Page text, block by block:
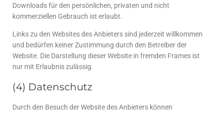
Downloads für den persönlichen, privaten und nicht
kommerziellen Gebrauch ist erlaubt.
Links zu den Websites des Anbieters sind jederzeit willkommen
und bedürfen keiner Zustimmung durch den Betreiber der
Website. Die Darstellung dieser Website in fremden Frames ist
nur mit Erlaubnis zulässig.
(4) Datenschutz
Durch den Besuch der Website des Anbieters können